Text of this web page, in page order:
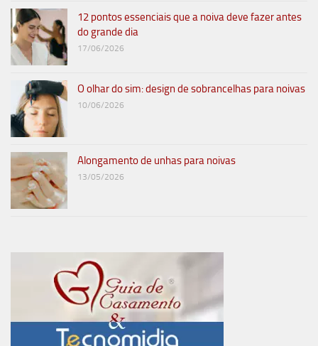
12 pontos essenciais que a noiva deve fazer antes
do grande dia
17/06/2026
O olhar do sim: design de sobrancelhas para noivas
10/06/2026
Alongamento de unhas para noivas
13/05/2026